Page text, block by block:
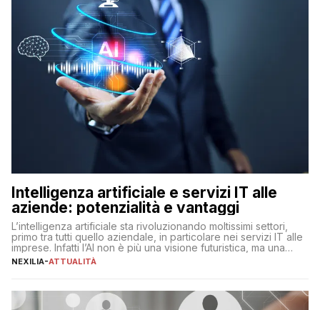
Intelligenza artificiale e servizi IT alle
aziende: potenzialità e vantaggi
L’intelligenza artificiale sta rivoluzionando moltissimi settori,
primo tra tutti quello aziendale, in particolare nei servizi IT alle
imprese. Infatti l’AI non è più una visione futuristica, ma una
realtà operativa che sta portando a un cambio significativo in
operazioni, bensì comporta […]
NEXILIA-ATTUALITÀ